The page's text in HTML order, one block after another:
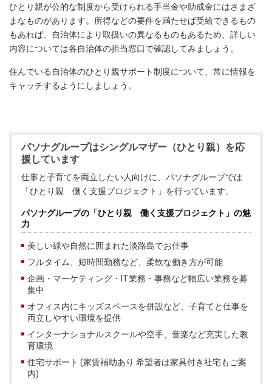
ひとり親が公的な制度から受けられる手当金や助成金にはさまざ
まなものがあります。所得などの要件を満たせば受給できるもの
もあれば、自治体により取扱いの異なるものもあるため、詳しい
内容については各自治体の担当窓口で確認してみましょう。
住んでいる自治体のひとり親サポート制度について、常に情報を
キャッチするようにしましょう。
パソナグループはシングルマザー（ひとり親）を応
援しています
仕事と子育てを両立したい人向けに、パソナグループでは
「ひとり親 働く支援プロジェクト」を行っています。
パソナグループの「ひとり親 働く支援プロジェクト」の魅
力
美しい緑や自然に囲まれた淡路島でお仕事
フルタイム、短時間勤務など、柔軟な働き方が可能
企画・マーケティング・IT業務・事務など幅広い業務を募
集中
オフィス内にキッズスペースを併設など、子育てと仕事を
両立しやすい環境を提供
インターナショナルスクールや空手、音楽など充実した教
育環境
住宅サポート (家賃補助あり 希望者は家具付き社宅もご案
内)